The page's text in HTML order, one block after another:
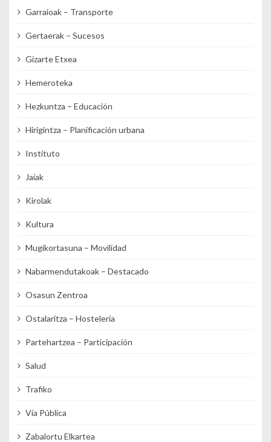
Garraioak – Transporte
Gertaerak – Sucesos
Gizarte Etxea
Hemeroteka
Hezkuntza – Educación
Hirigintza – Planificación urbana
Instituto
Jaiak
Kirolak
Kultura
Mugikortasuna – Movilidad
Nabarmendutakoak – Destacado
Osasun Zentroa
Ostalaritza – Hostelería
Partehartzea – Participación
Salud
Trafiko
Vía Pública
Zabalortu Elkartea